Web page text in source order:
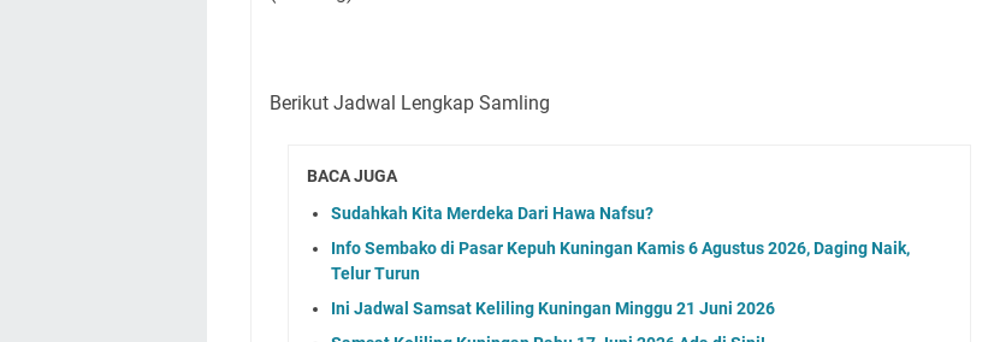
Berikut Jadwal Lengkap Samling
BACA JUGA
Sudahkah Kita Merdeka Dari Hawa Nafsu?
Info Sembako di Pasar Kepuh Kuningan Kamis 6 Agustus 2026, Daging Naik,
Telur Turun
Ini Jadwal Samsat Keliling Kuningan Minggu 21 Juni 2026